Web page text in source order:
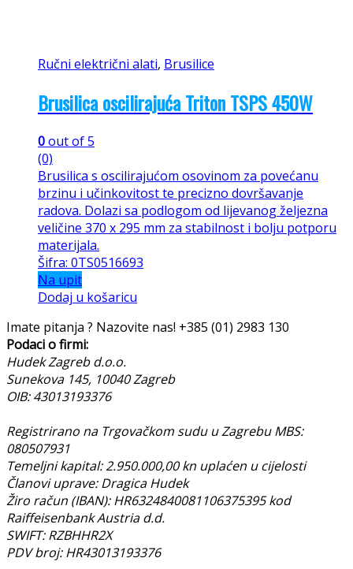
Ručni električni alati, Brusilice
Brusilica oscilirajuća Triton TSPS 450W
0out of 5
(0)
Brusilica s oscilirajućom osovinom za povećanu
brzinu i učinkovitost te precizno dovršavanje
radova. Dolazi sa podlogom od lijevanog željezna
veličine 370 x 295 mm za stabilnost i bolju potporu
materijala.
Šifra: 0TS0516693
Na upit
Dodaj u košaricu
Imate pitanja ? Nazovite nas! +385 (01) 2983 130
Podaci o firmi:
Hudek Zagreb d.o.o.
Sunekova 145, 10040 Zagreb
OIB: 43013193376
Registrirano na Trgovačkom sudu u Zagrebu MBS:
080507931
Temeljni kapital: 2.950.000,00 kn uplaćen u cijelosti
Članovi uprave: Dragica Hudek
Žiro račun (IBAN): HR6324840081106375395 kod
Raiffeisenbank Austria d.d.
SWIFT: RZBHHR2X
PDV broj: HR43013193376